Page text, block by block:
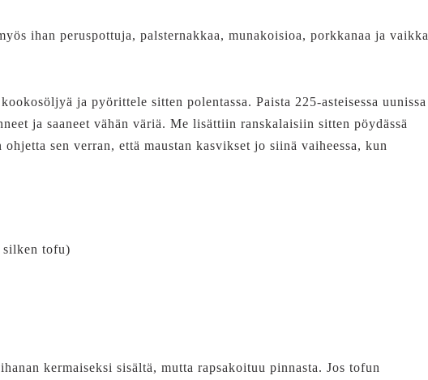
ihan peruspottuja, palsternakkaa, munakoisioa, porkkanaa ja vaikka
ja pyörittele sitten polentassa. Paista 225-asteisessa uunissa
ja saaneet vähän väriä. Me lisättiin ranskalaisiin sitten pöydässä
sen verran, että maustan kasvikset jo siinä vaiheessa, kun
silken tofu)
kermaiseksi sisältä, mutta rapsakoituu pinnasta. Jos tofun